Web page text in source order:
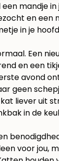
mandje
en een
in je
Een
en een
avond
geen
liever uit
in de
voor jou,